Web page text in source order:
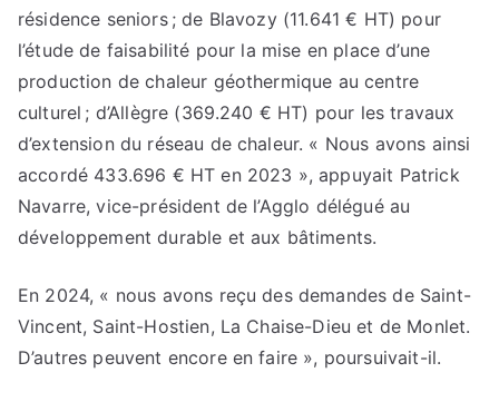
résidence seniors ; de Blavozy (11.641 € HT) pour
l’étude de faisabilité pour la mise en place d’une
production de chaleur géothermique au centre
culturel ; d’Allègre (369.240 € HT) pour les travaux
d’extension du réseau de chaleur. « Nous avons ainsi
accordé 433.696 € HT en 2023 », appuyait Patrick
Navarre, vice-président de l’Agglo délégué au
développement durable et aux bâtiments.
En 2024, « nous avons reçu des demandes de Saint-
Vincent, Saint-Hostien, La Chaise-Dieu et de Monlet.
D’autres peuvent encore en faire », poursuivait-il.